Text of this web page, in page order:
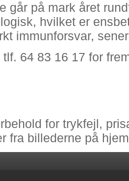
går på mark året
hvilket er
immunforsvar,
64 83 16 17 for
for trykfejl,
fra billederne på